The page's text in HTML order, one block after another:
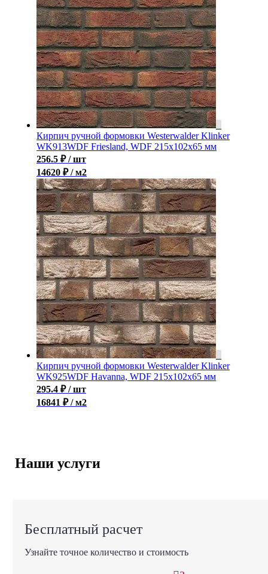
Кирпич ручной формовки Westerwalder Klinker
WK913WDF Friesland, WDF 215x102x65 мм
256.5 ₽ / шт
14620 ₽ / м2
Кирпич ручной формовки Westerwalder Klinker
WK925WDF Havanna, WDF 215x102x65 мм
295.4 ₽ / шт
16841 ₽ / м2
Наши услуги
Бесплатный расчет
Узнайте точное количество и стоимость